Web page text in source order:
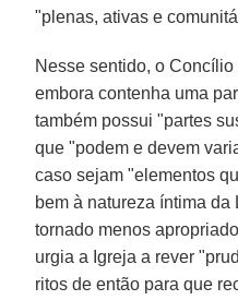
"plenas, ativas e
Nesse sentido, o
embora contenha uma
também possui "partes
que "podem e devem
caso sejam "elementos
bem à natureza íntima
tornado menos
urgia a Igreja a rever
ritos de então para que